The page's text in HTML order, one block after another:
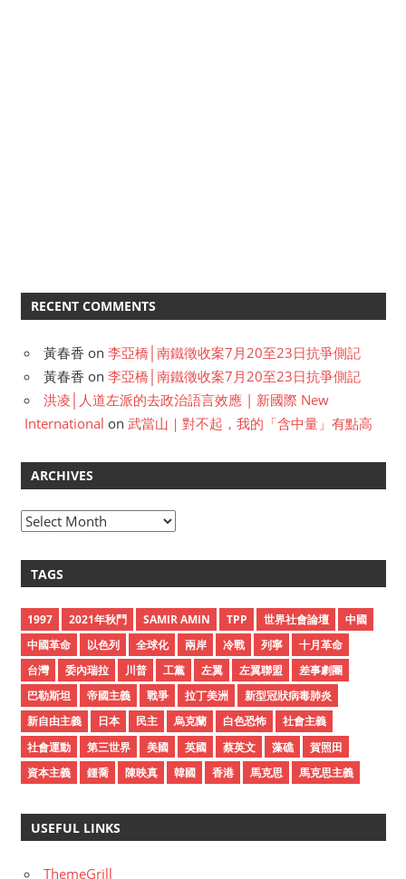
RECENT COMMENTS
黃春香 on 李亞橋│南鐵徵收案7月20至23日抗爭側記
黃春香 on 李亞橋│南鐵徵收案7月20至23日抗爭側記
洪凌│人道左派的去政治語言效應 | 新國際 New
International on 武當山｜對不起，我的「含中量」有點高
ARCHIVES
A
h
v
e
s
TAGS
1997 2021年秋鬥 SAMIR AMIN TPP 世界社會論壇
中國
中國革命
以色列 全球化 兩岸 冷戰 列寧
十月革命
台灣
委內瑞拉 川普 工黨 左翼 左翼聯盟
差事劇團
巴勒斯坦
帝國主義 戰爭 拉丁美洲
新型冠狀病毒肺炎
新自由主義
日本 民主 烏克蘭 白色恐怖
社會主義
社會運動
第三世界 美國 英國 蔡英文 藻礁
賀照田
資本主義
鍾喬 陳映真 韓國 香港 馬克思 馬克思主義
USEFUL LINKS
ThemeGrill